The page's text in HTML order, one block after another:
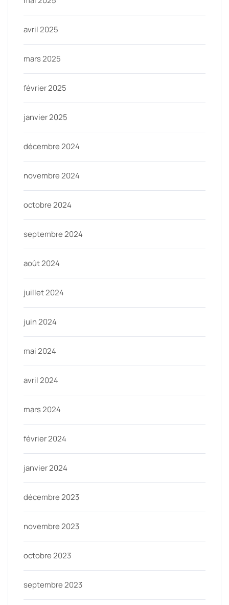
avril 2025
mars 2025
février 2025
janvier 2025
décembre 2024
novembre 2024
octobre 2024
septembre 2024
août 2024
juillet 2024
juin 2024
mai 2024
avril 2024
mars 2024
février 2024
janvier 2024
décembre 2023
novembre 2023
octobre 2023
septembre 2023